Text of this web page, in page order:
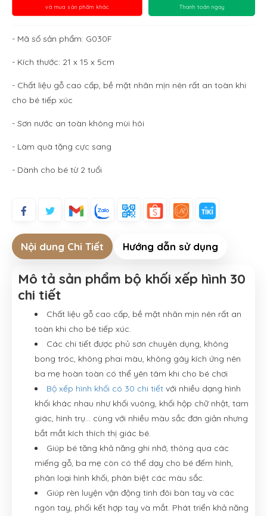
và mua sản phẩm khác Thanh toán ngay
- Mã số sản phẩm: G030F
- Kích thước: 21 x 15 x 5cm
- Chất liệu gỗ cao cấp, bề mặt nhãn mịn nên rất an toàn khi
cho bé tiếp xúc
- Sơn nước an toàn không mùi hôi
- Làm quà tặng cực sang
- Dành cho bé từ 2 tuổi
Nội dung Chi Tiết Hướng dẫn sử dụng
Mô tả sản phẩm bộ khối xếp hình 30
chi tiết
Chất liệu gỗ cao cấp, bề mặt nhãn mịn nên rất an
toàn khi cho bé tiếp xúc.
Các chi tiết được phủ sơn chuyên dụng, không
bong tróc, không phai màu, không gây kích ứng nên
ba mẹ hoàn toàn có thể yên tâm khi cho bé chơi
Bộ xếp hình khối có 30 chi tiết với nhiều dạng hình
khối khác nhau như khối vuông, khối hộp chữ nhật, tam
giác, hình trụ... cùng với nhiều màu sắc đơn giản nhưng
bắt mắt kích thích thị giác bé.
Giúp bé tăng khả năng ghi nhớ, thông qua các
miếng gỗ, ba mẹ còn có thể dạy cho bé đếm hình,
phân loại hình khối, phân biệt các màu sắc.
Giúp rèn luyện vận động tinh đôi bàn tay và các
ngón tay, phối kết hợp tay và mắt. Phát triển khả năng